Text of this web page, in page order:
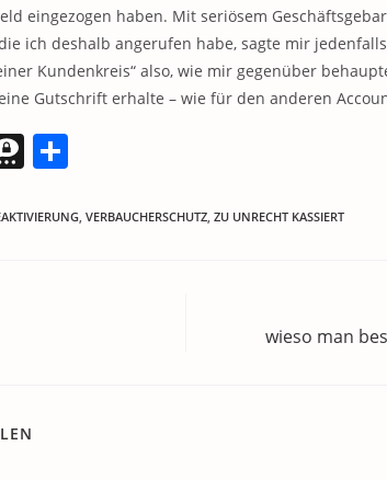
eingezogen haben. Mit seriösem
ich deshalb angerufen habe, sagte mir
Kundenkreis“ also, wie mir gegenüber
Gutschrift erhalte – wie für den anderen
T
re le
, VERBAUCHERSCHUTZ, ZU UNRECHT KASSIERT
wieso man